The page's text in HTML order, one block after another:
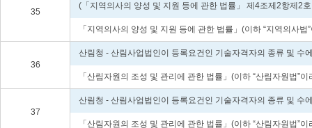
35
(「지역의사의 양성 및 지원 등에 관한 법률」 제4조제2항제2
「지역의사의 양성 및 지원 등에 관한 법률」(이하 “지역의사
36
산림청 - 산림사업법인이 등록요건인 기술자격자의 종류 및
「산림자원의 조성 및 관리에 관한 법률」(이하 “산림자원법
37
산림청 - 산림사업법인이 등록요건인 기술자격자의 종류 및
「산림자원의 조성 및 관리에 관한 법률」(이하 “산림자원법